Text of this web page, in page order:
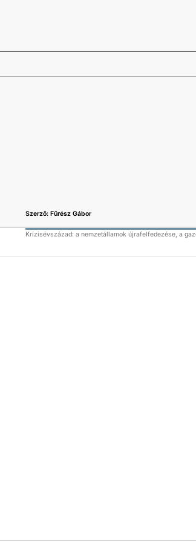
Szerző: Fűrész Gábor
Krízisévszázad: a nemzetállamok újrafelfedezése, a